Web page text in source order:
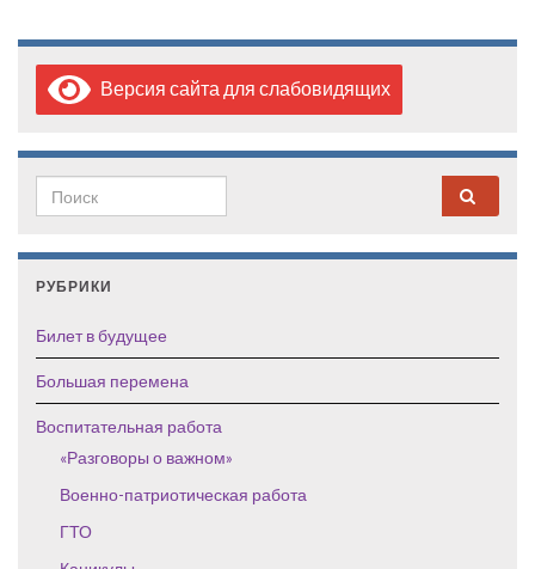
Версия сайта для слабовидящих
Search for:
РУБРИКИ
Билет в будущее
Большая перемена
Воспитательная работа
«Разговоры о важном»
Военно-патриотическая работа
ГТО